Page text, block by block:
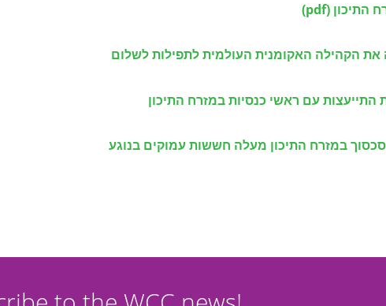
התיכון (pdf)
את הקהילה האקומנית העולמית לתפילות לשלום
עם ראשי כנסיות במזרח התיכון
במזרח התיכון מעלה חששות עמוקים בנוגע